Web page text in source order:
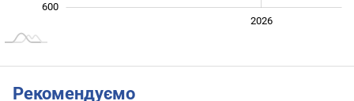
600
2026
Рекомендуємо